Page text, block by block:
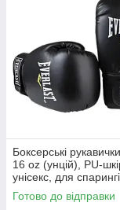
Боксерські
16 oz (унцій), PU-
унісекс, для
тренувань ,Чорний
16)
Готово до відправки